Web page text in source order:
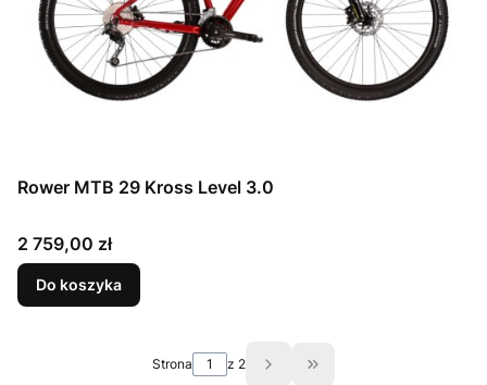
Rower MTB 29 Kross Level 3.0
Cena
2 759,00 zł
Do koszyka
Strona z 2 Przejdź do ostatniej